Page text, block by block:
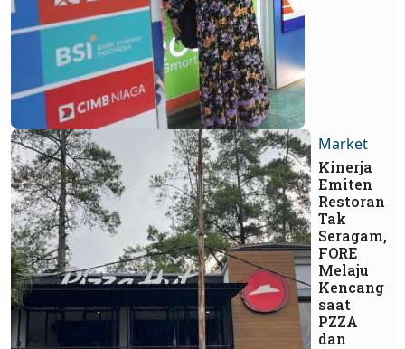
Market
Kinerja
Emiten
Restoran
Tak
Seragam,
FORE
Melaju
Kencang
saat
PZZA
dan